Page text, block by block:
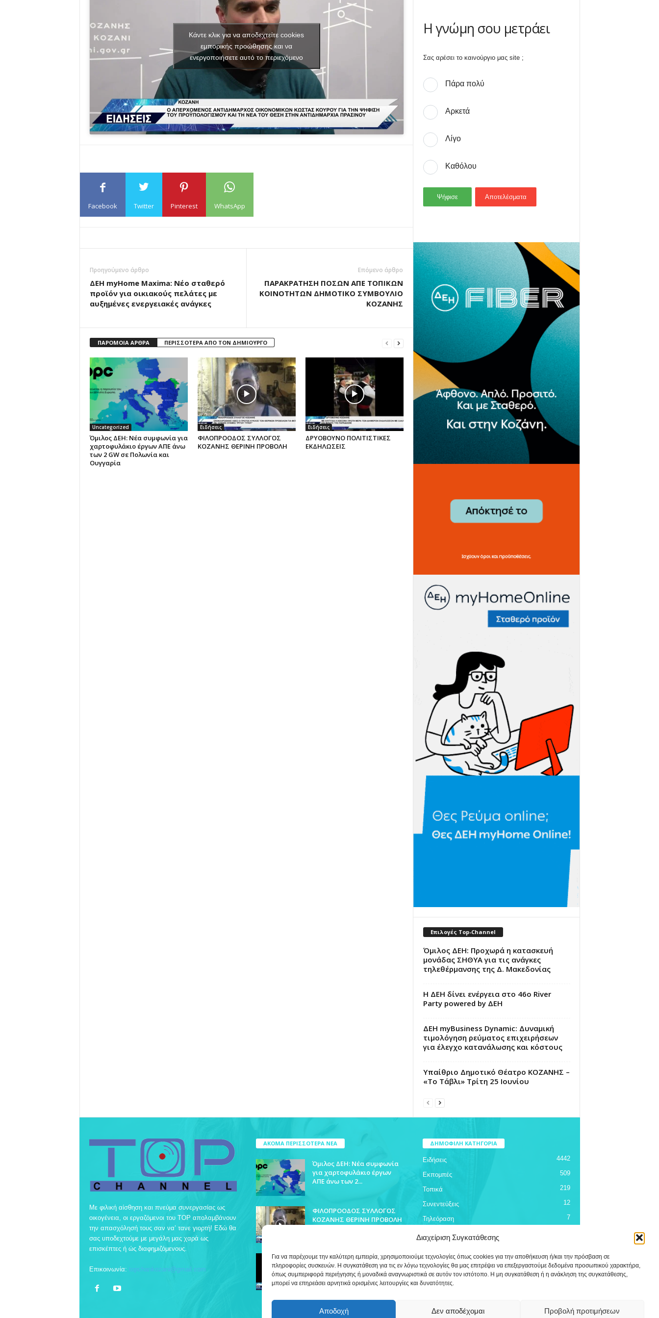
Διαχείριση Συγκατάθεσης
Για να παρέχουμε την καλύτερη εμπειρία, χρησιμοποιούμε τεχνολογίες όπως cookies για την αποθήκευση ή/και την πρόσβαση σε
πληροφορίες συσκευών. Η συγκατάθεση για τις εν λόγω τεχνολογίες θα μας επιτρέψει να επεξεργαστούμε δεδομένα προσωπικού χαρακτήρα,
όπως συμπεριφορά περιήγησης ή μοναδικά αναγνωριστικά σε αυτόν τον ιστότοπο. Η μη συγκατάθεση ή η ανάκληση της συγκατάθεσης,
μπορεί να επηρεάσει αρνητικά ορισμένες λειτουργίες και δυνατότητες.
Αποδοχή Δεν αποδέχομαι Προβολή προτιμήσεων
Κάντε κλικ για να αποδεχτείτε cookies
εμπορικής προώθησης και να
ενεργοποιήσετε αυτό το περιεχόμενο
Facebook Twitter Pinterest WhatsApp
Προηγούμενο άρθρο
ΔΕΗ myHome Maxima: Νέο σταθερό
προϊόν για οικιακούς πελάτες με
αυξημένες ενεργειακές ανάγκες
Επόμενο άρθρο
ΠΑΡΑΚΡΑΤΗΣΗ ΠΟΣΩΝ ΑΠΕ ΤΟΠΙΚΩΝ
ΚΟΙΝΟΤΗΤΩΝ ΔΗΜΟΤΙΚΟ ΣΥΜΒΟΥΛΙΟ
ΚΟΖΑΝΗΣ
ΠΑΡΟΜΟΙΑ ΑΡΘΡΑ ΠΕΡΙΣΣΟΤΕΡΑ ΑΠΟ ΤΟΝ ΔΗΜΙΟΥΡΓΟ
Uncategorized
Όμιλος ΔΕΗ: Νέα συμφωνία για
χαρτοφυλάκιο έργων ΑΠΕ άνω
των 2 GW σε Πολωνία και
Ουγγαρία
Ειδήσεις
ΦΙΛΟΠΡΟΟΔΟΣ ΣΥΛΛΟΓΟΣ
ΚΟΖΑΝΗΣ ΘΕΡΙΝΗ ΠΡΟΒΟΛΗ
Ειδήσεις
ΔΡΥΟΒΟΥΝΟ ΠΟΛΙΤΙΣΤΙΚΕΣ
ΕΚΔΗΛΩΣΕΙΣ
Η γνώμη σου μετράει
Σας αρέσει το καινούργιο μας site ;
Πάρα πολύ
Αρκετά
Λίγο
Καθόλου
Ψήφισε Αποτελέσματα
- Advertisement -
Επιλογές Top-Channel
Όμιλος ΔΕΗ: Προχωρά η κατασκευή
μονάδας ΣΗΘΥΑ για τις ανάγκες
τηλεθέρμανσης της Δ. Μακεδονίας
Η ΔΕΗ δίνει ενέργεια στο 46ο River
Party powered by ΔΕΗ
ΔΕΗ myBusiness Dynamic: Δυναμική
τιμολόγηση ρεύματος επιχειρήσεων
για έλεγχο κατανάλωσης και κόστους
Υπαίθριο Δημοτικό Θέατρο ΚΟΖΑΝΗΣ –
«Το Τάβλι» Τρίτη 25 Ιουνίου
Με φιλική αίσθηση και πνεύμα συνεργασίας ως
οικογένεια, οι εργαζόμενοι του TOP απολαμβάνουν
την απασχόλησή τους σαν να’ τανε γιορτή! Εδώ θα
σας υποδεχτούμε με μεγάλη μας χαρά ως
επισκέπτες ή ώς διαφημιζόμενους.
Επικοινωνία: topchankozani@gmail.com
ΑΚΟΜΑ ΠΕΡΙΣΣΟΤΕΡΑ ΝΕΑ
Όμιλος ΔΕΗ: Νέα συμφωνία
για χαρτοφυλάκιο έργων
ΑΠΕ άνω των 2...
ΦΙΛΟΠΡΟΟΔΟΣ ΣΥΛΛΟΓΟΣ
ΚΟΖΑΝΗΣ ΘΕΡΙΝΗ ΠΡΟΒΟΛΗ
ΔΡΥΟΒΟΥΝΟ ΠΟΛΙΤΙΣΤΙΚΕΣ
ΕΚΔΗΛΩΣΕΙΣ
ΔΗΜΟΦΙΛΗ ΚΑΤΗΓΟΡΙΑ
Ειδήσεις 4442
Εκπομπές 509
Τοπικά 219
Συνεντεύξεις 12
Τηλεόραση 7